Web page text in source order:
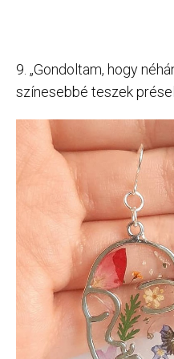
9. „Gondoltam, hogy
színesebbé teszek